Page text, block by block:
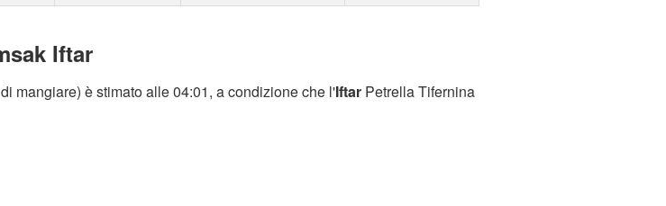
Iftar
mangiare) è stimato alle 04:01, a condizione che l'Iftar Petrella Tifernina